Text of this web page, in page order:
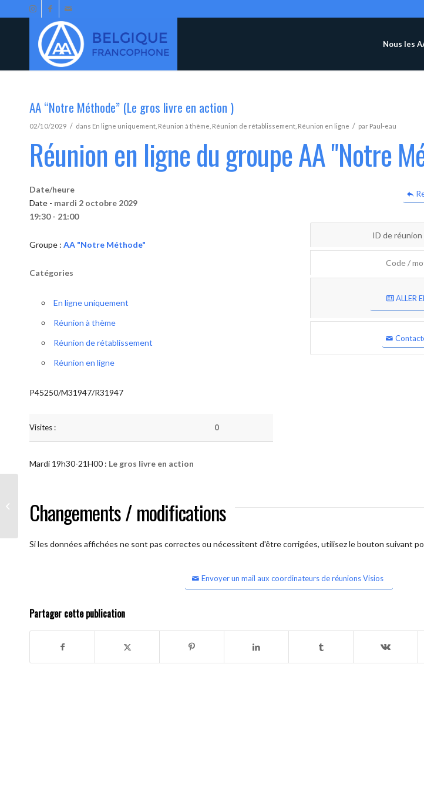
Nous les
AA “Notre Méthode” (Le gros livre en action )
02/10/2029 / dans En ligne uniquement Réunion à thème Réunion de rétablissement Réunion en ligne / par Paul-eau
Réunion en ligne du groupe AA "Notre
Date/heure
Date - mardi 2 octobre 2029
19:30 - 21:00
Groupe : AA "Notre Méthode"
Catégories
En ligne uniquement
Réunion à thème
Réunion de rétablissement
Réunion en ligne
P45250/M31947/R31947
Visites : 0
ID de réunion
Code /
ALLER
Mardi 19h30-21H00 : Le gros livre en action
Changements / modifications
Si les données affichées ne sont pas correctes ou nécessitent d'être corrigées, utilisez le bouton suivant
Envoyer un mail aux coordinateurs de réunions Visios
Partager cette publication
action )